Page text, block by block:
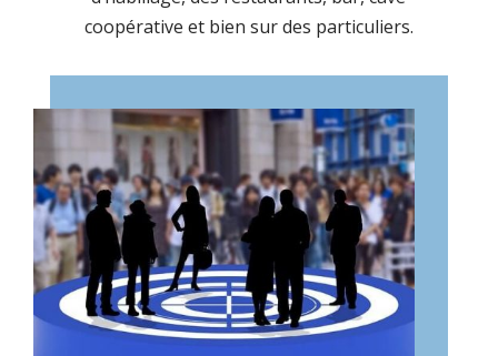
coopérative et bien sur des particuliers.